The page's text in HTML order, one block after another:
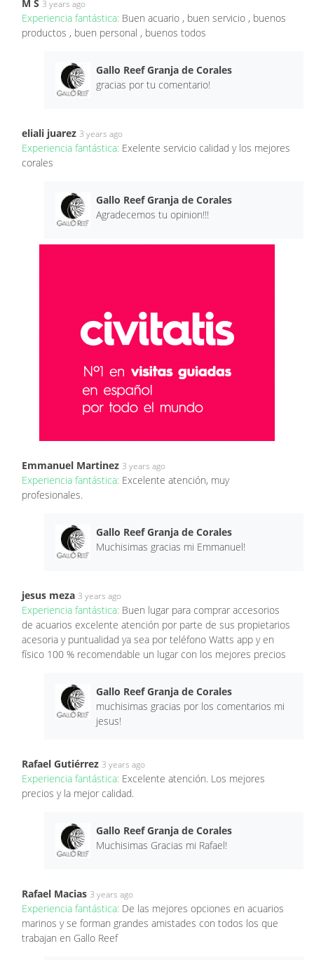
M S 3 years ago
Experiencia fantástica: Buen acuario , buen servicio , buenos
productos , buen personal , buenos todos
Gallo Reef Granja de Corales
gracias por tu comentario!
eliali juarez 3 years ago
Experiencia fantástica: Exelente servicio calidad y los mejores
corales
Gallo Reef Granja de Corales
Agradecemos tu opinion!!!
Emmanuel Martinez 3 years ago
Experiencia fantástica: Excelente atención, muy
profesionales.
Gallo Reef Granja de Corales
Muchisimas gracias mi Emmanuel!
jesus meza 3 years ago
Experiencia fantástica: Buen lugar para comprar accesorios
de acuarios excelente atención por parte de sus propietarios
acesoria y puntualidad ya sea por teléfono Watts app y en
físico 100 % recomendable un lugar con los mejores precios
Gallo Reef Granja de Corales
muchisimas gracias por los comentarios mi
jesus!
Rafael Gutiérrez 3 years ago
Experiencia fantástica: Excelente atención. Los mejores
precios y la mejor calidad.
Gallo Reef Granja de Corales
Muchisimas Gracias mi Rafael!
Rafael Macias 3 years ago
Experiencia fantástica: De las mejores opciones en acuarios
marinos y se forman grandes amistades con todos los que
trabajan en Gallo Reef